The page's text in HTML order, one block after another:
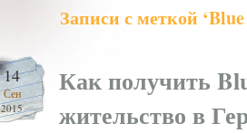
Записи с меткой
14
Сен
2015
Как получить
жительство в